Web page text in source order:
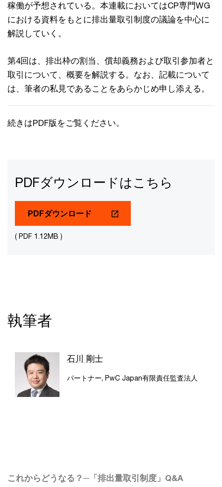
稼働が予想されている。本連載においてはCP専門WG
における資料をもとに排出量取引制度の議論を中心に
解説していく。
第4回は、排出枠の割当、償却義務および取引参加者と
取引について、概要を解説する。なお、記載について
は、筆者の私見であることをあらかじめ申し添える。
続きはPDF版をご覧ください。
PDFダウンロードはこちら
PDFダウンロード
( PDF 1.12MB )
執筆者
石川 剛士
パートナー, PwC Japan有限責任監査法人
これからどうなる？─「排出量取引制度」Q&A